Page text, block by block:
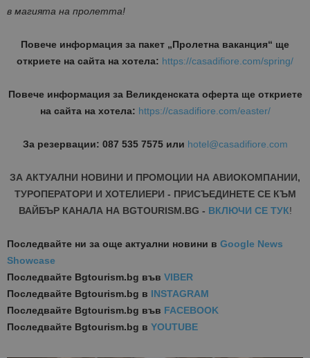
в магията на пролетта!
Повече информация за пакет „Пролетна ваканция“ ще
откриете на сайта на хотела: https://casadifiore.com/spring/
Повече информация за Великденската оферта ще откриете
на сайта на хотела: https://casadifiore.com/easter/
За резервации: 087 535 7575 или hotel@casadifiore.com
ЗА АКТУАЛНИ НОВИНИ И ПРОМОЦИИ НА АВИОКОМПАНИИ,
ТУРОПЕРАТОРИ И ХОТЕЛИЕРИ - ПРИСЪЕДИНЕТЕ СЕ КЪМ
ВАЙБЪР КАНАЛА НА BGTOURISM.BG - ВКЛЮЧИ СЕ ТУК!
Последвайте ни за още актуални новини в Google News
Showcase
Последвайте Bgtourism.bg във VIBER
Последвайте Bgtourism.bg в INSTAGRAM
Последвайте Bgtourism.bg във FACEBOOK
Последвайте Bgtourism.bg в YOUTUBE